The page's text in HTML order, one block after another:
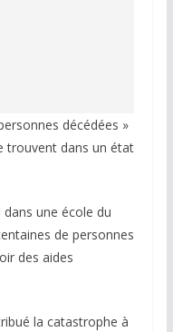
décédées »
trouvent dans un état
une école du
de personnes
des aides
la catastrophe à